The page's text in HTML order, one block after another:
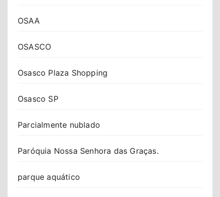
OSAA
OSASCO
Osasco Plaza Shopping
Osasco SP
Parcialmente nublado
Paróquia Nossa Senhora das Graças.
parque aquático